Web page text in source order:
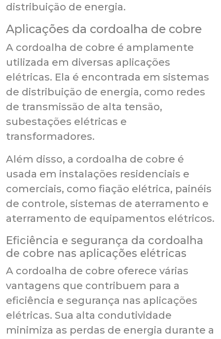
distribuição de energia.
Aplicações da cordoalha de cobre
A cordoalha de cobre é amplamente
utilizada em diversas aplicações
elétricas. Ela é encontrada em sistemas
de distribuição de energia, como redes
de transmissão de alta tensão,
subestações elétricas e
transformadores.
Além disso, a cordoalha de cobre é
usada em instalações residenciais e
comerciais, como fiação elétrica, painéis
de controle, sistemas de aterramento e
aterramento de equipamentos elétricos.
Eficiência e segurança da cordoalha
de cobre nas aplicações elétricas
A cordoalha de cobre oferece várias
vantagens que contribuem para a
eficiência e segurança nas aplicações
elétricas. Sua alta condutividade
minimiza as perdas de energia durante a